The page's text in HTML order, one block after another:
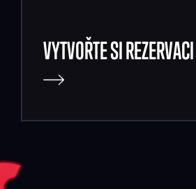
VYTVOŘTE SI REZERVACI